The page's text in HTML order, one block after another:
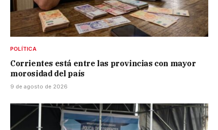
POLÍTICA
Corrientes está entre las provincias con mayor
morosidad del país
9 de agosto de 2026